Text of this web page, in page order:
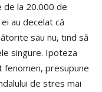
de la 20.000 de
au decelat că
sau nu, tind să
singure. Ipoteza
fenomen, presupune
de stres mai